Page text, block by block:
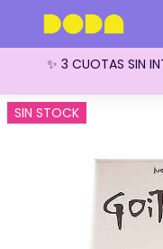
✨ 3 CUOTAS SIN
SIN STOCK